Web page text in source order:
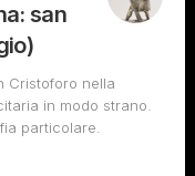
san
Cristoforo nella
in modo strano.
particolare.